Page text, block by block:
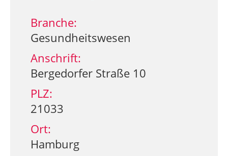
Branche:
Gesundheitswesen
Anschrift:
Bergedorfer Straße 10
PLZ:
21033
Ort:
Hamburg